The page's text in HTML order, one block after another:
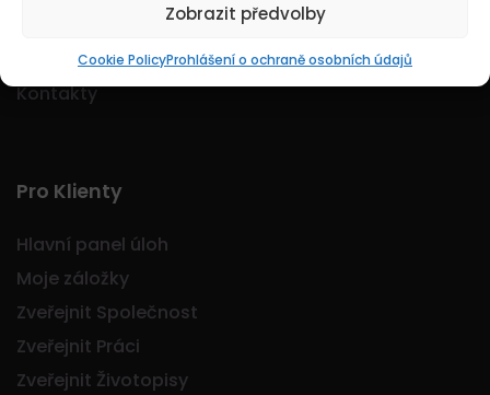
Zobrazit předvolby
Cookie PolicyProhlášení o ochraně osobních údajů
Kontakty
Pro Klienty
Hlavní panel úloh
Moje záložky
Zveřejnit Společnost
Zveřejnit Práci
Zveřejnit Životopisy